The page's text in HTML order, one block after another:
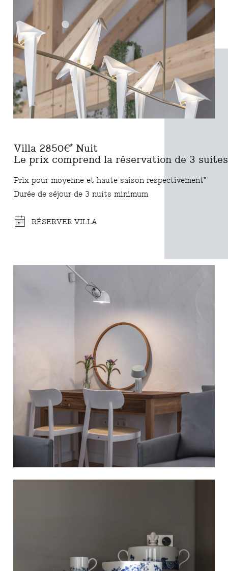
Villa 2850€* Nuit
Le prix comprend la réservation de 3
Prix pour moyenne et haute saison respectivement*
Durée de séjour de 3 nuits minimum
RÉSERVER VILLA